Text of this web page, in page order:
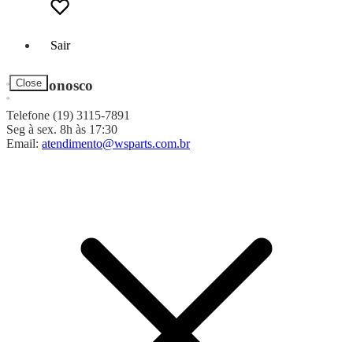
Sair
Close
Fale Conosco
Telefone (19) 3115-7891
Seg à sex. 8h às 17:30
Email: atendimento@wsparts.com.br